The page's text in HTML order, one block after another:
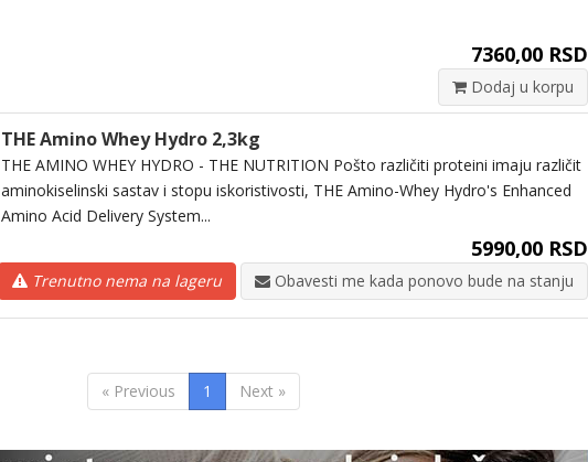
7360,00 RSD
Dodaj u korpu
THE Amino Whey Hydro 2,3kg
THE AMINO WHEY HYDRO - THE NUTRITION Pošto različiti proteini imaju različit
aminokiselinski sastav i stopu iskoristivosti, THE Amino-Whey Hydro's Enhanced
Amino Acid Delivery System...
5990,00 RSD
Trenutno nema na lageru Obavesti me kada ponovo bude na stanju
« Previous 1 Next »